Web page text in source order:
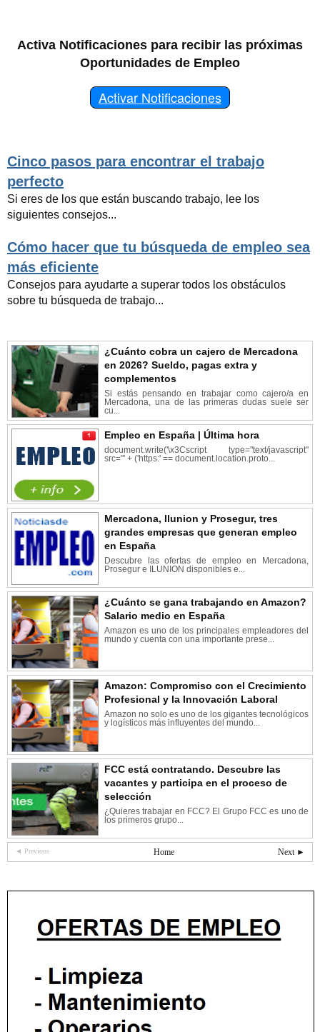
Activa Notificaciones para recibir las próximas
Oportunidades de Empleo
Activar Notificaciones
Cinco pasos para encontrar el trabajo
perfecto
Si eres de los que están buscando trabajo, lee los
siguientes consejos...
Cómo hacer que tu búsqueda de empleo sea
más eficiente
Consejos para ayudarte a superar todos los obstáculos
sobre tu búsqueda de trabajo...
¿Cuánto cobra un cajero de Mercadona
en 2026? Sueldo, pagas extra y
complementos
Si estás pensando en trabajar como cajero/a en
Mercadona, una de las primeras dudas suele ser
cu...
Empleo en España | Última hora
document.write('\x3Cscript type="text/javascript"
src="' + ('https:' == document.location.proto...
Mercadona, Ilunion y Prosegur, tres
grandes empresas que generan empleo
en España
Descubre las ofertas de empleo en Mercadona,
Prosegur e ILUNION disponibles e...
¿Cuánto se gana trabajando en Amazon?
Salario medio en España
Amazon es uno de los principales empleadores del
mundo y cuenta con una importante prese...
Amazon: Compromiso con el Crecimiento
Profesional y la Innovación Laboral
Amazon no solo es uno de los gigantes tecnológicos
y logísticos más influyentes del mundo...
FCC está contratando. Descubre las
vacantes y participa en el proceso de
selección
¿Quieres trabajar en FCC? El Grupo FCC es uno de
los primeros grupo...
◄ Previous Next ►
Home